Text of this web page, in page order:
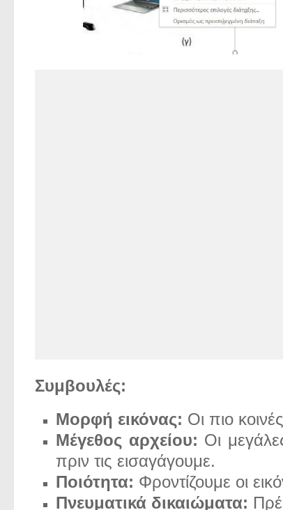
Συμβουλές:
Μορφή εικόνας: Οι πιο
Μέγεθος αρχείου: Οι
πριν τις εισαγάγουμε.
Ποιότητα: Φροντίζουμε οι
Πνευματικά δικαιώματα: